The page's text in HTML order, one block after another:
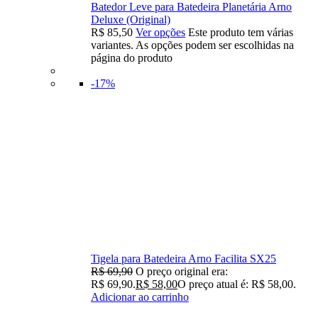
Batedor Leve para Batedeira Planetária Arno
Deluxe (Original)
R$ 85,50 Ver opções Este produto tem várias
variantes. As opções podem ser escolhidas na
página do produto
-17%
Tigela para Batedeira Arno Facilita SX25
R$69,90 O preço original era:
R$ 69,90.R$ 58,00O preço atual é: R$ 58,00.
Adicionar ao carrinho